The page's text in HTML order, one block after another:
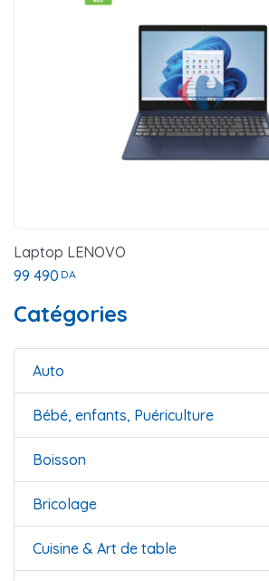
Catégories
Auto
Bébé, enfants, Puériculture
Boisson
Bricolage
Cuisine & Art de table
Laptop LENOVO
99 490 DA